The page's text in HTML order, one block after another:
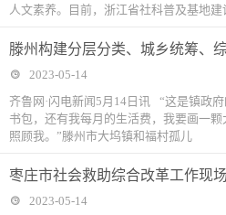
人文素养。目前，浙江省社科普及基地建
滕州构建分层分类、城乡统筹、
2023-05-14
齐鲁网·闪电新闻5月14日讯 “这是镇政
书包，还有我每月的生活费，我要画一
照顾我。”滕州市大坞镇和福村孤儿
枣庄市社会救助综合改革工作现
2023-05-14